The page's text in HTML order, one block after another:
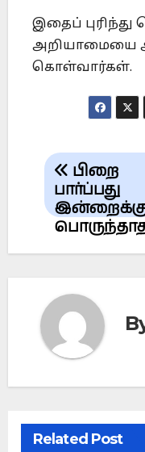
இதைப்
அறியாமையை
கொள்வார்கள்.
Postபிறை
பார்ப்பது
Related Post